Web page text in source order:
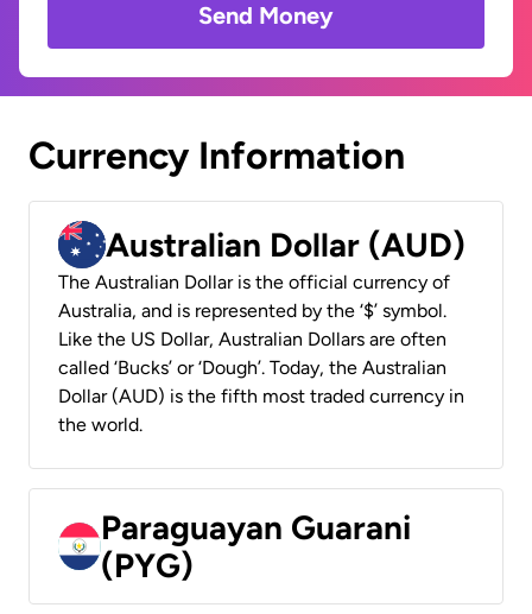
Send Money
Currency Information
Australian Dollar (AUD)
The Australian Dollar is the official currency of
Australia, and is represented by the ‘$’ symbol.
Like the US Dollar, Australian Dollars are often
called ‘Bucks’ or ‘Dough’. Today, the Australian
Dollar (AUD) is the fifth most traded currency in
the world.
Paraguayan Guarani
(PYG)